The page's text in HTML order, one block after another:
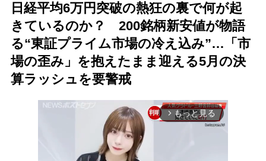
日経平均6万円突破の熱狂の裏で何が起
きているのか？ 200銘柄新安値が物語
る“東証プライム市場の冷え込み”…「市
場の歪み」を抱えたまま迎える5月の決
算ラッシュを要警戒
arrow_forward_ios もっと見る